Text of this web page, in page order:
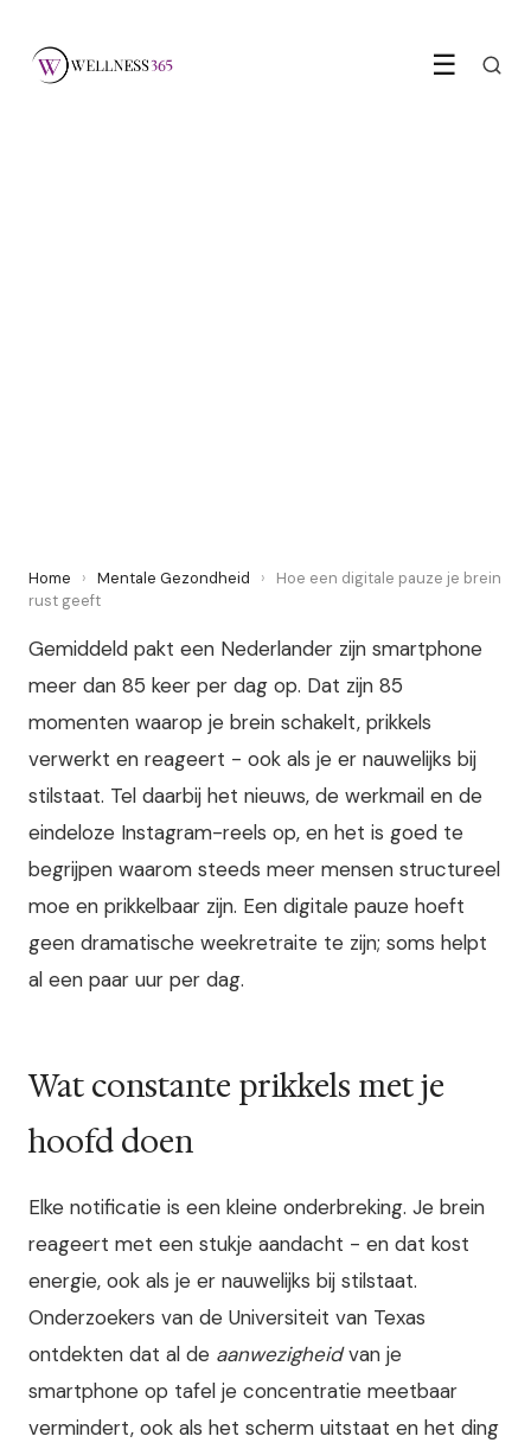
☰
Home › Mentale Gezondheid ›
Hoe een digitale pauze je brein
rust geeft
Gemiddeld pakt een Nederlander zijn smartphone
meer dan 85 keer per dag op. Dat zijn 85
momenten waarop je brein schakelt, prikkels
verwerkt en reageert - ook als je er nauwelijks bij
stilstaat. Tel daarbij het nieuws, de werkmail en de
eindeloze Instagram-reels op, en het is goed te
begrijpen waarom steeds meer mensen structureel
moe en prikkelbaar zijn. Een digitale pauze hoeft
geen dramatische weekretraite te zijn; soms helpt
al een paar uur per dag.
Wat constante prikkels met je
hoofd doen
Elke notificatie is een kleine onderbreking. Je brein
reageert met een stukje aandacht - en dat kost
energie, ook als je er nauwelijks bij stilstaat.
Onderzoekers van de Universiteit van Texas
ontdekten dat al de aanwezigheidvan je
smartphone op tafel je concentratie meetbaar
vermindert, ook als het scherm uitstaat en het ding